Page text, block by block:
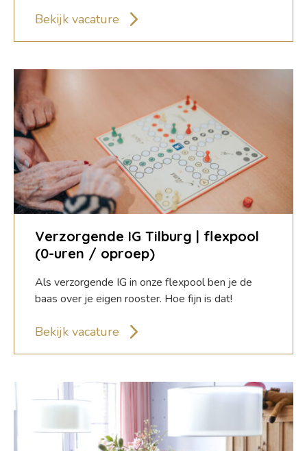
Bekijk vacature
Verzorgende IG Tilburg | flexpool
(0-uren / oproep)
Als verzorgende IG in onze flexpool ben je de
baas over je eigen rooster. Hoe fijn is dat!
Bekijk vacature